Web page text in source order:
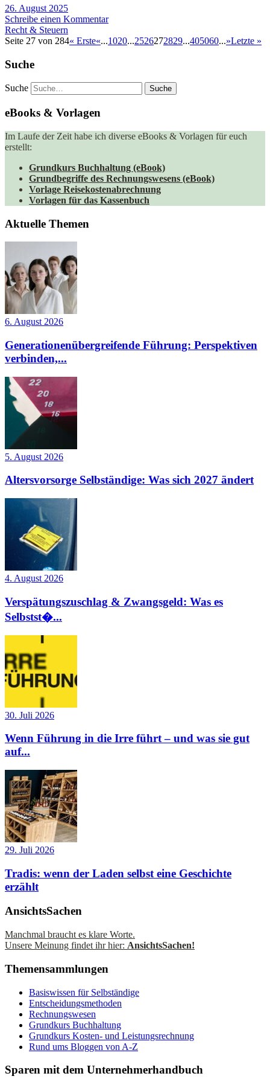
26. August 2025
Schreibe einen Kommentar
Recht & Steuern
Seite 27 von 284« Erste«...1020...2526272829...405060...»Letzte »
Suche
Suche
eBooks & Vorlagen
Im Laufe der Zeit habe ich diverse eBooks & Vorlagen für euch
erstellt:
Grundkurs Buchhaltung (eBook)
Grundbegriffe des Rechnungswesens (eBook)
Vorlage Reisekostenabrechnung
Vorlagen für das Kassenbuch
Aktuelle Themen
6. August 2026
Generationenübergreifende Führung: Perspektiven
verbinden,...
5. August 2026
Altersvorsorge Selbständige: Was sich 2027 ändert
4. August 2026
Verspätungszuschlag & Zwangsgeld: Was es
Selbstst�...
30. Juli 2026
Wenn Führung in die Irre führt – und was sie gut
auf...
29. Juli 2026
Tradis: wenn der Laden selbst eine Geschichte
erzählt
AnsichtsSachen
Manchmal braucht es klare Worte.
Unsere Meinung findet ihr hier: AnsichtsSachen!
Themensammlungen
Basiswissen für Selbständige
Entscheidungsmethoden
Rechnungswesen
Grundkurs Buchhaltung
Grundkurs Kosten- und Leistungsrechnung
Rund ums Bloggen von A-Z
Sparen mit dem Unternehmerhandbuch